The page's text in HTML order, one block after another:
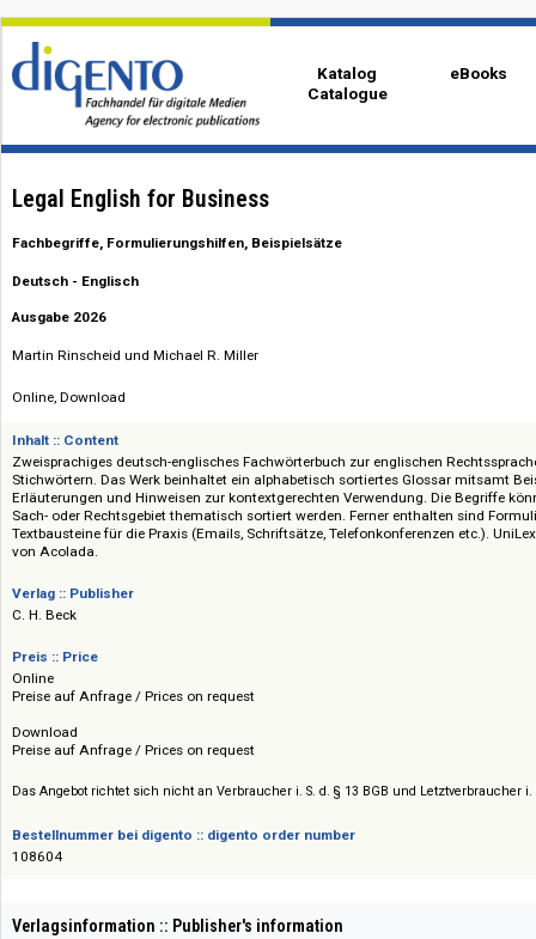
Katalog
Catalogue
Legal English for Business
Deutsch - Englisch
Ausgabe 2026
Martin Rinscheid und Michael R. Miller
Online, Download
Inhalt :: Content
Zweisprachiges deutsch-englisches Fachwörterbuch zur englischen
Stichwörtern. Das Werk beinhaltet ein alphabetisch sortiertes Glossar
Erläuterungen und Hinweisen zur kontextgerechten Verwendung. Die
Textbausteine für die Praxis (Emails, Schriftsätze, Telefonkonferenzen
von Acolada.
Verlag :: Publisher
C. H. Beck
Preis :: Price
Online
Preise auf Anfrage / Prices on request
Bestellnummer bei digento :: digento order number